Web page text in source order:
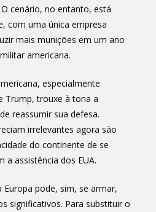
cenário, no entanto, está
com uma única empresa
mais munições em um ano
americana.
especialmente
Trump, trouxe à tona a
reassumir sua defesa.
irrelevantes agora são
do continente de se
a assistência dos EUA.
pode, sim, se armar,
significativos. Para substituir o